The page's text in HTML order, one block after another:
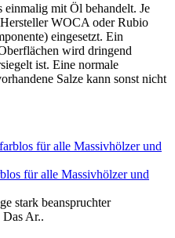
einmalig mit Öl behandelt. Je
WOCA oder Rubio
eingesetzt. Ein
wird dringend
ist. Eine normale
Salze kann sonst nicht
für alle Massivhölzer und
stark beanspruchter
Ar..